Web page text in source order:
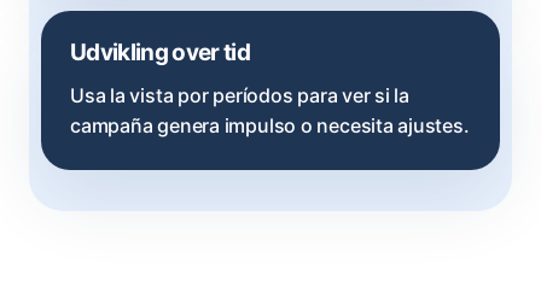
Udvikling over tid
Usa la vista por períodos para ver si la
campaña genera impulso o necesita ajustes.